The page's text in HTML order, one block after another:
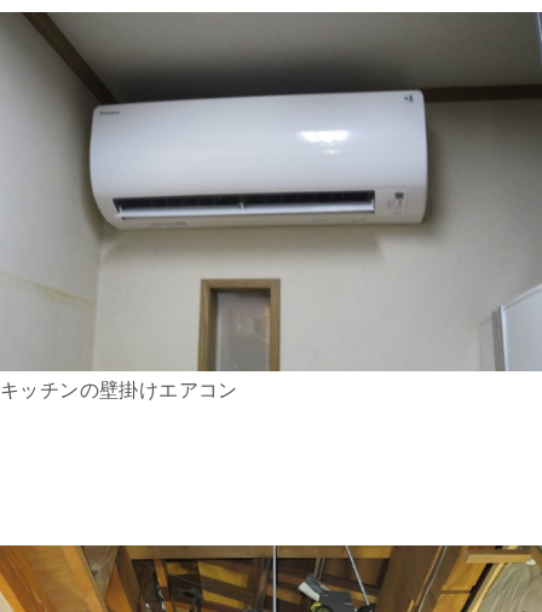
キッチンの壁掛けエアコン